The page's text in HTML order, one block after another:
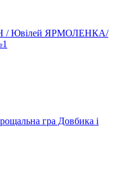
/ Ювілей ЯРМОЛЕНКА/
гра Довбика і